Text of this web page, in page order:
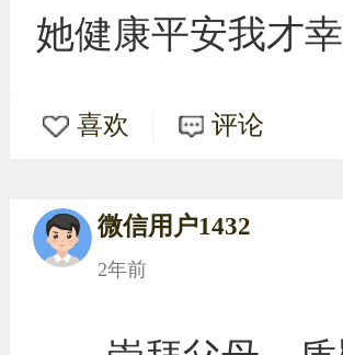
她健康平安我才
喜欢 评论
微信用户1432
2年前